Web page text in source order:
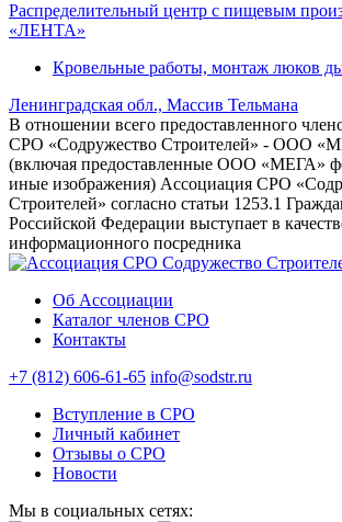
Распределительный центр с пищевым
«ЛЕНТА»
Кровельные работы, монтаж люков
Ленинградская обл., Массив Тельмана
В отношении всего предоставленного
СРО «Содружество Строителей» - ООО
(включая предоставленные ООО «МЕГА»
иные изображения) Ассоциация СРО
Строителей» согласно статьи 1253.1
Российской Федерации выступает в
информационного посредника
Об Ассоциации
Каталог членов СРО
Контакты
+7 (812) 606-61-65 info@sodstr.ru
Вступление в СРО
Личный кабинет
Отзывы о СРО
Новости
Мы в социальных сетях: